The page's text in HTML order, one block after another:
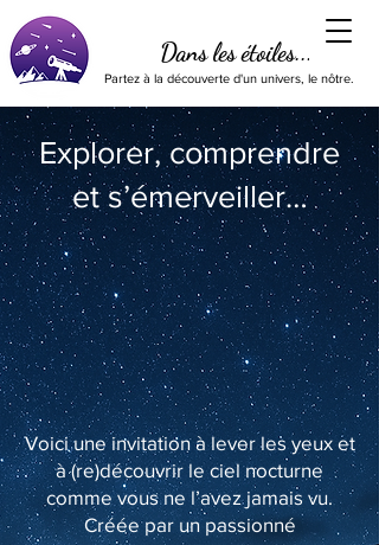
Dans les étoiles...
Partez à la découverte d'un univers, le nôtre.
Explorer, comprendre
et s’émerveiller…
Voici une invitation à lever les yeux et
à (re)découvrir le ciel nocturne
comme vous ne l’avez jamais vu.
Créée par un passionné